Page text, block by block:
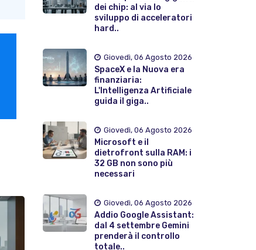
dei chip: al via lo
sviluppo di acceleratori
hard..
Giovedì, 06 Agosto 2026
SpaceX e la Nuova era
finanziaria:
L'Intelligenza Artificiale
guida il giga..
Giovedì, 06 Agosto 2026
Microsoft e il
dietrofront sulla RAM: i
32 GB non sono più
necessari
Giovedì, 06 Agosto 2026
Addio Google Assistant:
dal 4 settembre Gemini
prenderà il controllo
totale..